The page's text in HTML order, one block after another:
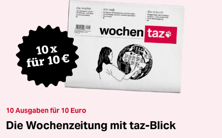
10 Ausgaben für 10 Euro
Die Wochenzeitung mit taz-Blick